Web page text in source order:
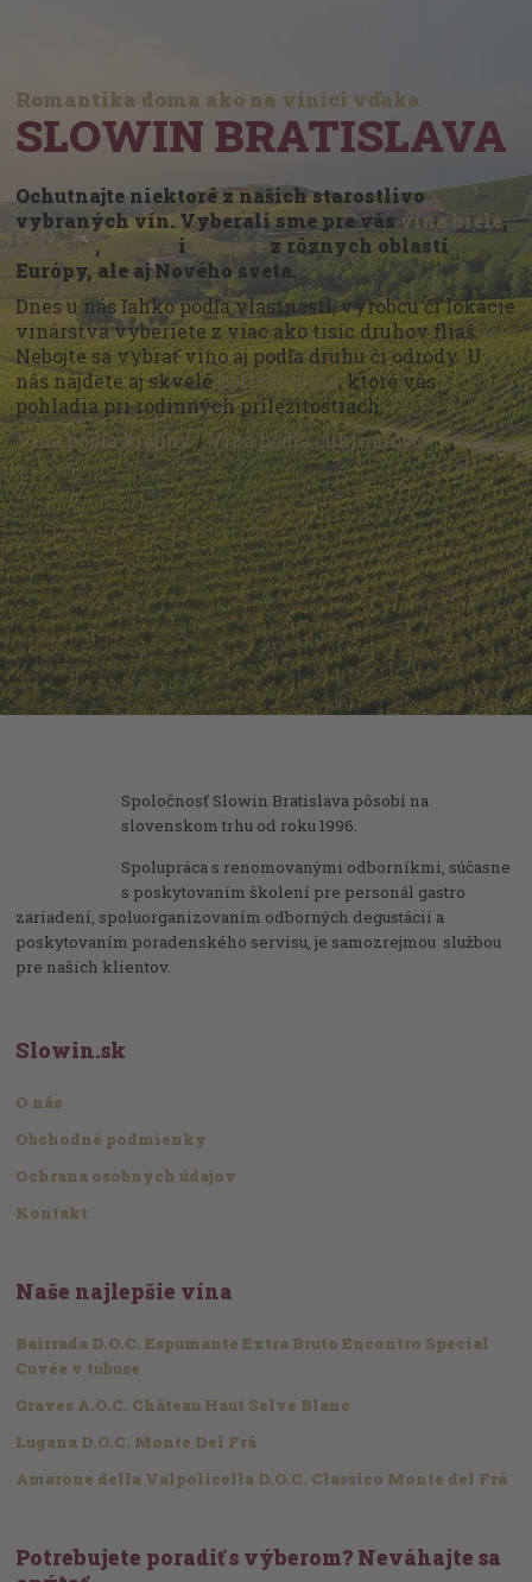
Romantika doma ako na vinici vďaka
SLOWIN BRATISLAVA
Ochutnajte niektoré z našich starostlivo
vybraných vín. Vyberali sme pre vásvína biele,
červené, i šumivéz rôznych oblastí
Európy, ale aj Nového sveta.
Dnes u nás ľahko podľa vlastností, výrobcu či lokácie
vinárstva vyberiete z viac ako tisíc druhov fliaš.
Nebojte sa vybrať víno aj podľa druhu či odrody. U
nás nájdete aj skveléportské vína, ktoré vás
pohladia pri rodinných príležitostiach.
Vína podľa krajiny/Vína podľa cukrnatosti
Spoločnosť Slowin Bratislava pôsobí na
slovenskom trhu od roku 1996.
Spolupráca s renomovanými odborníkmi, súčasne
s poskytovaním školení pre personál gastro
zariadení, spoluorganizovaním odborných degustácií a
poskytovaním poradenského servisu, je samozrejmou službou
pre našich klientov.
Slowin.sk
O nás
Obchodné podmienky
Ochrana osobných údajov
Kontakt
Naše najlepšie vína
Bairrada D.O.C. Espumante Extra Bruto Encontro Special
Cuvée v tubuse
Graves A.O.C. Château Haut Selve Blanc
Lugana D.O.C. Monte Del Frá
Amarone della Valpolicella D.O.C. Classico Monte del Frá
Potrebujete poradiť s výberom? Neváhajte sa